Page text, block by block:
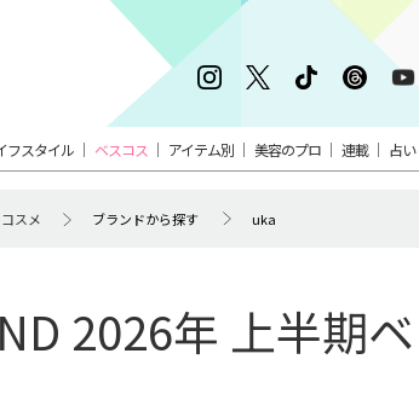
フスタイル ベスコス アイテム別 美容のプロ 連載 占い
スメ ブランドから探す uka
2026年 上半期